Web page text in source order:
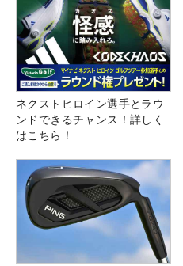
ネクストヒロイン選手とラウ
ンドできるチャンス！詳しく
はこちら！